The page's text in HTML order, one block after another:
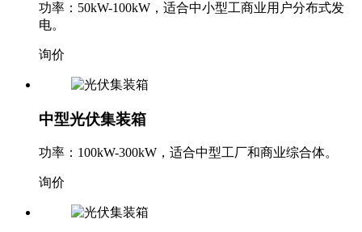
功率：50kW-100kW，适合中小型工商业用户分布式发
电。
询价
中型光伏集装箱
功率：100kW-300kW，适合中型工厂和商业综合体。
询价